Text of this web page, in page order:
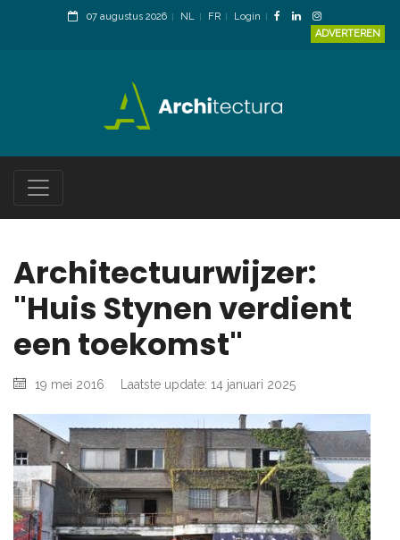
07 augustus 2026 NL FR
Login
ADVERTEREN
Architectuurwijzer:
"Huis Stynen verdient
een toekomst"
19 mei 2016 Laatste update: 14 januari 2025